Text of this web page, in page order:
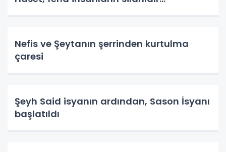
Nefis ve Şeytanın şerrinden kurtulma
çaresi
Şeyh Said isyanın ardından, Sason İsyanı
başlatıldı